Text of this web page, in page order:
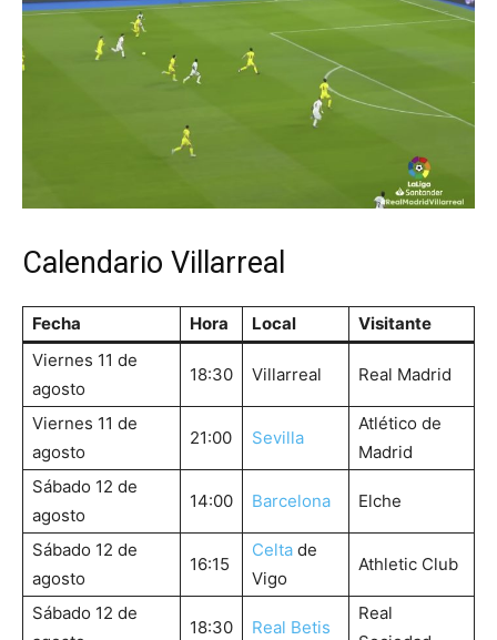
Calendario Villarreal
Fecha Hora Local
Visitante
Viernes 11 de
agosto
18:30 Villarreal Real Madrid
Viernes 11 de
agosto
21:00 Sevilla
Atlético de
Madrid
Sábado 12 de
agosto
14:00 Barcelona Elche
Sábado 12 de
agosto
16:15
Celta de
Vigo
Athletic Club
Sábado 12 de
18:30 Real Betis
Real